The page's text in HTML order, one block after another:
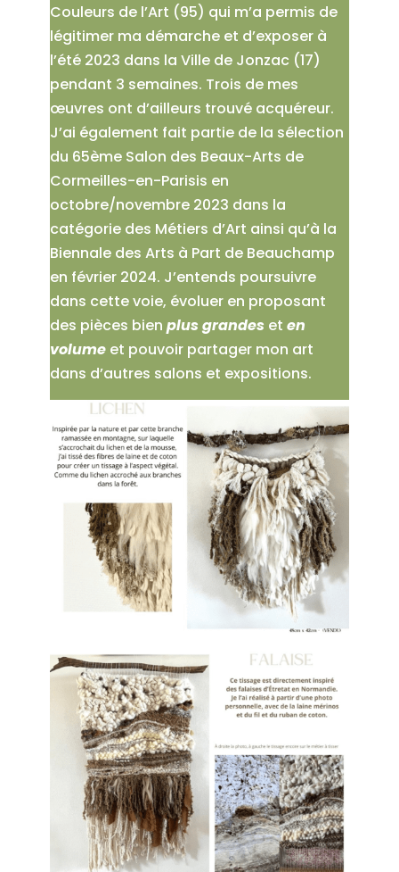
Couleurs de l’Art (95) qui m’a permis de
légitimer ma démarche et d’exposer à
l’été 2023 dans la Ville de Jonzac (17)
pendant 3 semaines. Trois de mes
œuvres ont d’ailleurs trouvé acquéreur.
J’ai également fait partie de la sélection
du 65ème Salon des Beaux-Arts de
Cormeilles-en-Parisis en
octobre/novembre 2023 dans la
catégorie des Métiers d’Art ainsi qu’à la
Biennale des Arts à Part de Beauchamp
en février 2024. J’entends poursuivre
dans cette voie, évoluer en proposant
des pièces bien plus grandes et en
volume et pouvoir partager mon art
dans d’autres salons et expositions.